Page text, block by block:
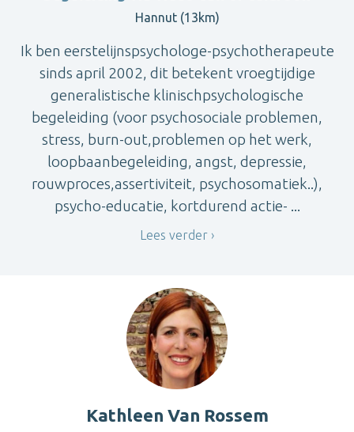
Hannut (13km)
Ik ben eerstelijnspsychologe-psychotherapeute
sinds april 2002, dit betekent vroegtijdige
generalistische klinischpsychologische
begeleiding (voor psychosociale problemen,
stress, burn-out,problemen op het werk,
loopbaanbegeleiding, angst, depressie,
rouwproces,assertiviteit, psychosomatiek..),
psycho-educatie, kortdurend actie- ...
Lees verder
Kathleen Van Rossem